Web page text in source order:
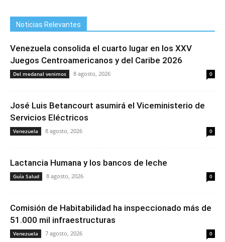
Noticias Relevantes
Venezuela consolida el cuarto lugar en los XXV
Juegos Centroamericanos y del Caribe 2026
Del medanal venimos 8 agosto, 2026 0
José Luis Betancourt asumirá el Viceministerio de
Servicios Eléctricos
Venezuela 8 agosto, 2026 0
Lactancia Humana y los bancos de leche
Guía Salud 8 agosto, 2026 0
Comisión de Habitabilidad ha inspeccionado más de
51.000 mil infraestructuras
Venezuela 7 agosto, 2026 0